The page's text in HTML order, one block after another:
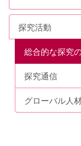
探究活動
総合的な探究
探究通信
グローバル人